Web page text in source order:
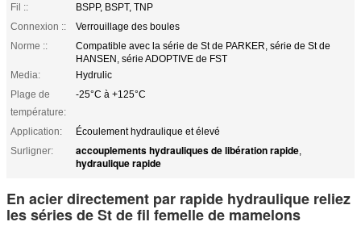
Fil ::
BSPP, BSPT, TNP
Connexion ::
Verrouillage des boules
Norme ::
Compatible avec la série de St de PARKER, série de St de
HANSEN, série ADOPTIVE de FST
Media:
Hydrulic
Plage de
température:
-25°C à +125°C
Application:
Écoulement hydraulique et élevé
Surligner:
accouplements hydrauliques de libération rapide,
hydraulique rapide
En acier directement par rapide hydraulique reliez
les séries de St de fil femelle de mamelons